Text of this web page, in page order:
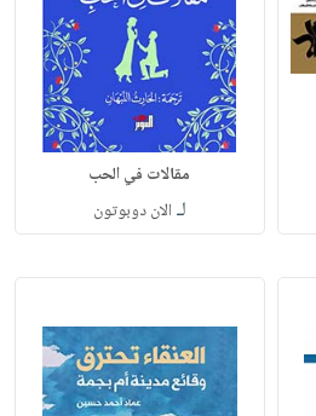
مقالات في الحب
لـ الان دوبوتون